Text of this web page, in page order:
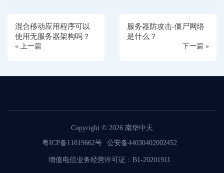
混合移动应用程序可以
使用无服务器架构吗？
« 上一篇
服务器防攻击-僵尸网络
是什么？
下一篇 »
Copyright © 2026 南华中天
粤ICP备11019662号
公安备44030402002452
增值电信业务经营许可证：B1-20201911